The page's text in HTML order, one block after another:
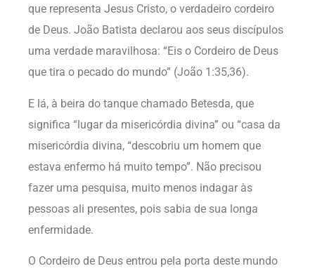
que representa Jesus Cristo, o verdadeiro cordeiro
de Deus. João Batista declarou aos seus discípulos
uma verdade maravilhosa: “Eis o Cordeiro de Deus
que tira o pecado do mundo” (João 1:35,36).
E lá, à beira do tanque chamado Betesda, que
significa “lugar da misericórdia divina” ou “casa da
misericórdia divina, “descobriu um homem que
estava enfermo há muito tempo”. Não precisou
fazer uma pesquisa, muito menos indagar às
pessoas ali presentes, pois sabia de sua longa
enfermidade.
O Cordeiro de Deus entrou pela porta deste mundo